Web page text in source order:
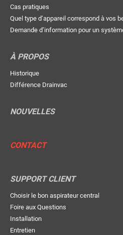
Cas pratiques
Quel type d’appareil correspond à vos
Demande d’information pour un
À PROPOS
Historique
Différence Drainvac
NOUVELLES
CONTACT
SUPPORT CLIENT
Choisir le bon aspirateur central
Foire aux Questions
Installation
Entretien